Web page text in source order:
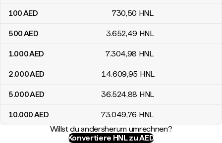
100AED 730,50 HNL
500AED 3.652,49 HNL
1.000AED 7.304,98 HNL
2.000AED 14.609,95 HNL
5.000AED 36.524,88 HNL
10.000AED 73.049,76 HNL
Willst du andersherum umrechnen?
Konvertiere HNL zu AED